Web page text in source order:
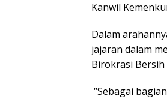
Kanwil
Dalam
jajaran dalam
Birokrasi Bersih
“Sebagai